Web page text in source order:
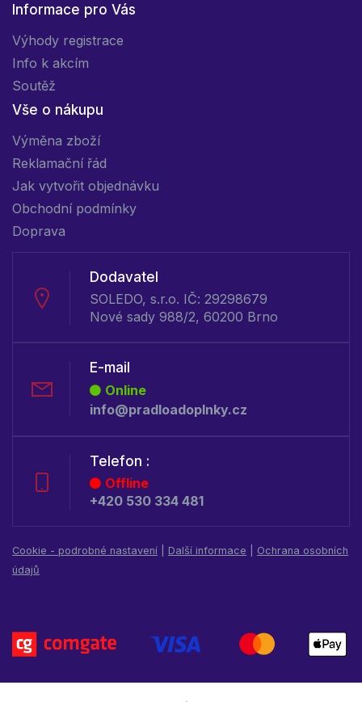
Informace pro Vás
Výhody registrace
Info k akcím
Soutěž
Vše o nákupu
Výměna zboží
Reklamační řád
Jak vytvořit objednávku
Obchodní podmínky
Doprava
Dodavatel
SOLEDO, s.r.o. IČ: 29298679
Nové sady 988/2, 60200 Brno
E-mail
Online
info@pradloadoplnky.cz
Telefon :
Offline
+420 530 334 481
Cookie - podrobné nastavení Další informace
Ochrana osobních
údajů